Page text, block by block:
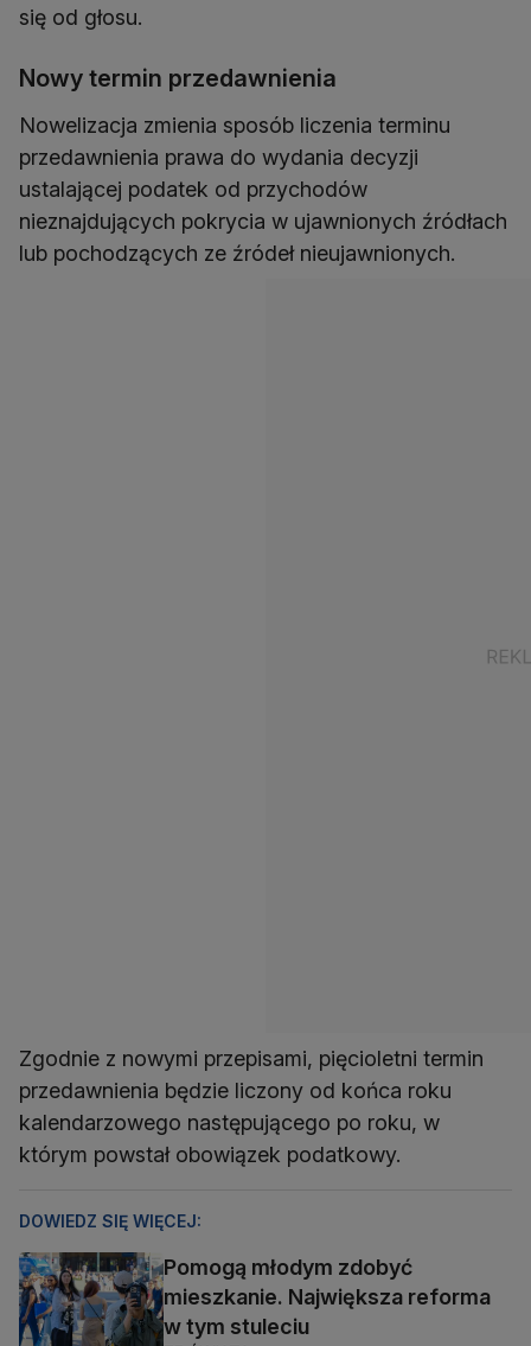
się od głosu.
Nowy termin przedawnienia
Nowelizacja zmienia sposób liczenia terminu
przedawnienia prawa do wydania decyzji
ustalającej podatek od przychodów
nieznajdujących pokrycia w ujawnionych źródłach
lub pochodzących ze źródeł nieujawnionych.
Zgodnie z nowymi przepisami, pięcioletni termin
przedawnienia będzie liczony od końca roku
kalendarzowego następującego po roku, w
którym powstał obowiązek podatkowy.
DOWIEDZ SIĘ WIĘCEJ:
Pomogą młodym zdobyć
mieszkanie. Największa reforma
w tym stuleciu